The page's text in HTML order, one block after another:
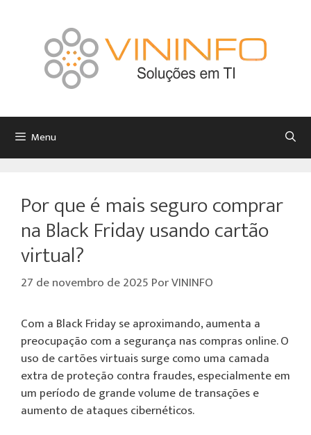
Menu
Por que é mais seguro comprar
na Black Friday usando cartão
virtual?
27 de novembro de 2025 PorVININFO
Com a Black Friday se aproximando, aumenta a
preocupação com a segurança nas compras online. O
uso de cartões virtuais surge como uma camada
extra de proteção contra fraudes, especialmente em
um período de grande volume de transações e
aumento de ataques cibernéticos.